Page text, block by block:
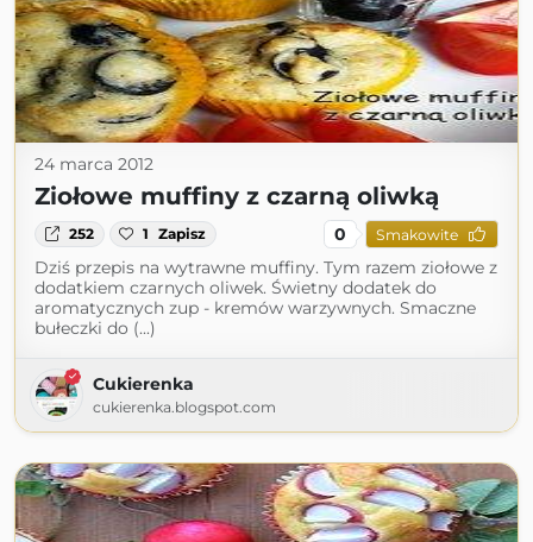
24 marca 2012
Ziołowe muffiny z czarną oliwką
252 1 Zapisz 0 Smakowite
Dziś przepis na wytrawne muffiny. Tym razem ziołowe z
dodatkiem czarnych oliwek. Świetny dodatek do
aromatycznych zup - kremów warzywnych. Smaczne
bułeczki do (...)
Cukierenka
cukierenka.blogspot.com